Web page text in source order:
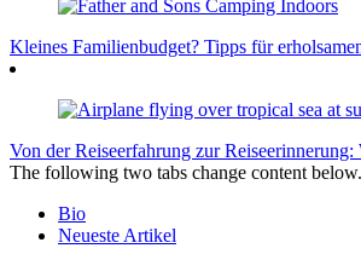
Kleines Familienbudget? Tipps für
Von der Reiseerfahrung zur
The following two tabs change content below.
Bio
Neueste Artikel